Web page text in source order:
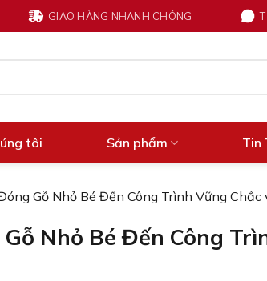
GIAO HÀNG NHANH CHÓNG
tôi Sản phẩm Tin
Gỗ Nhỏ Bé Đến Công Trình Vững Chắc
Nhỏ Bé Đến Công